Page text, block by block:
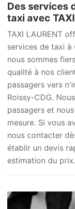
Des services
taxi avec
TAXI LAURENT
services de taxi à
nous sommes
qualité à nos
passagers vers
Roissy-CDG.
passagers et
mesure. Si vous
nous contacter
établir un devis
estimation du